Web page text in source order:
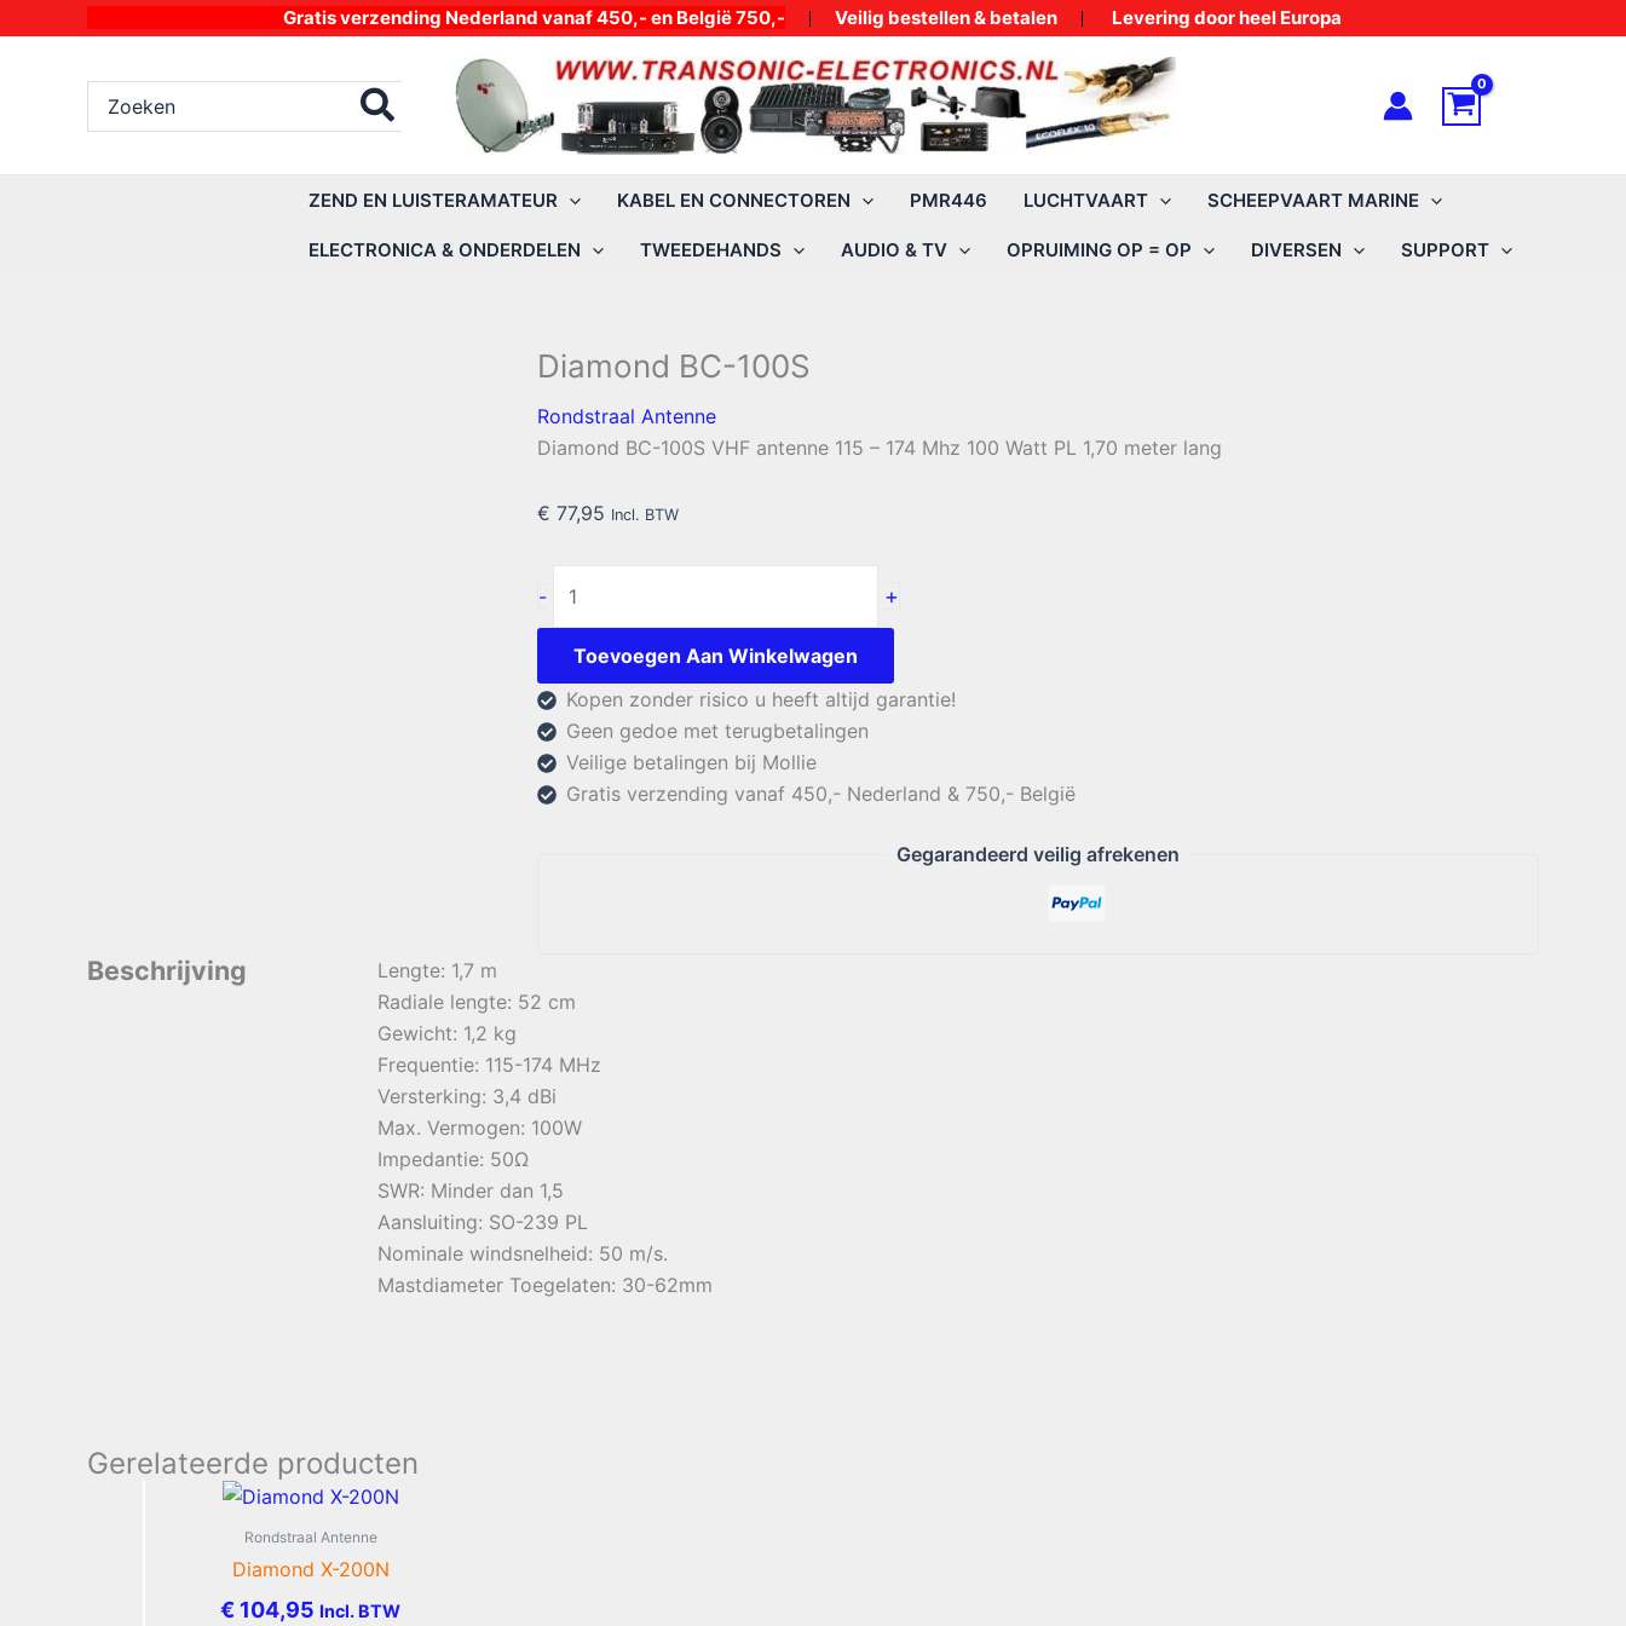
Gratis verzending Nederland vanaf 450,- en België 750,- Veilig bestellen & betalen Levering door heel Europa
naar:
ZEND EN LUISTERAMATEUR KABEL EN CONNECTOREN PMR446 LUCHTVAART SCHEEPVAART MARINE
ELECTRONICA & ONDERDELEN TWEEDEHANDS AUDIO & TV OPRUIMING OP = OP DIVERSEN SUPPORT
Diamond BC-100S
Rondstraal Antenne
Diamond BC-100S VHF antenne 115 – 174 Mhz 100 Watt PL 1,70 meter lang
€ 77,95 Incl. BTW
-
BC-
100S
+
Toevoegen Aan Winkelwagen
Kopen zonder risico u heeft altijd garantie!
Geen gedoe met terugbetalingen
Veilige betalingen bij Mollie
Gratis verzending vanaf 450,- Nederland & 750,- België
Gegarandeerd veilig afrekenen
Beschrijving
Lengte: 1,7 m
Radiale lengte: 52 cm
Gewicht: 1,2 kg
Frequentie: 115-174 MHz
Versterking: 3,4 dBi
Max. Vermogen: 100W
Impedantie: 50Ω
SWR: Minder dan 1,5
Aansluiting: SO-239 PL
Nominale windsnelheid: 50 m/s.
Mastdiameter Toegelaten: 30-62mm
Gerelateerde producten
Rondstraal Antenne
Diamond X-200N
€ 104,95 Incl. BTW